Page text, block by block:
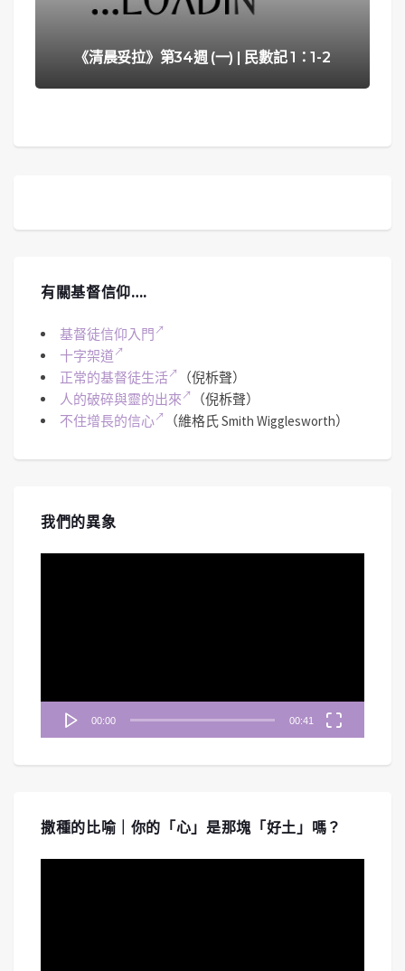
《清晨妥拉》第34週 (一) | 民數記 1：1-2
有關基督信仰….
基督徒信仰入門
十字架道
正常的基督徒生活
（倪柝聲）
人的破碎與靈的出來
（倪柝聲）
不住增長的信心
（維格氏 Smith Wigglesworth）
我們的異象
00:00 00:41
撒種的比喻｜你的「心」是那塊「好土」嗎？